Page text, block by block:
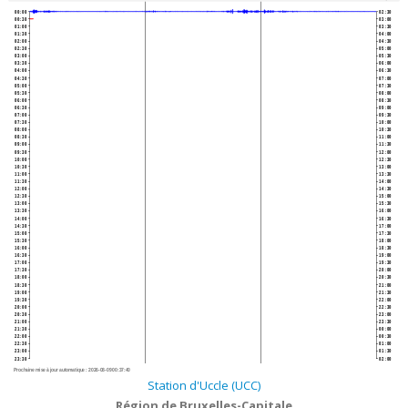
00:00
00:30
01:00
01:30
02:00
02:30
03:00
03:30
04:00
04:30
05:00
05:30
06:00
06:30
07:00
07:30
08:00
08:30
09:00
09:30
10:00
10:30
11:00
11:30
12:00
12:30
13:00
13:30
14:00
14:30
15:00
15:30
16:00
16:30
17:00
17:30
18:00
18:30
19:00
19:30
20:00
20:30
21:00
21:30
22:00
22:30
23:00
23:30
02:30
03:00
03:30
04:00
04:30
05:00
05:30
06:00
06:30
07:00
07:30
08:00
08:30
09:00
09:30
10:00
10:30
11:00
11:30
12:00
12:30
13:00
13:30
14:00
14:30
15:00
15:30
16:00
16:30
17:00
17:30
18:00
18:30
19:00
19:30
20:00
20:30
21:00
21:30
22:00
22:30
23:00
23:30
00:00
00:30
01:00
01:30
02:00
Prochaine mise à jour automatique :2026-08-09 00:37:40
Station d'Uccle (UCC)